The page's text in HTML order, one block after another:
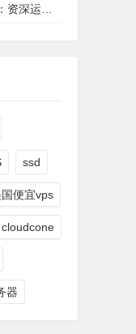
深度解析
ssd
国便宜vps
cloudcone
器